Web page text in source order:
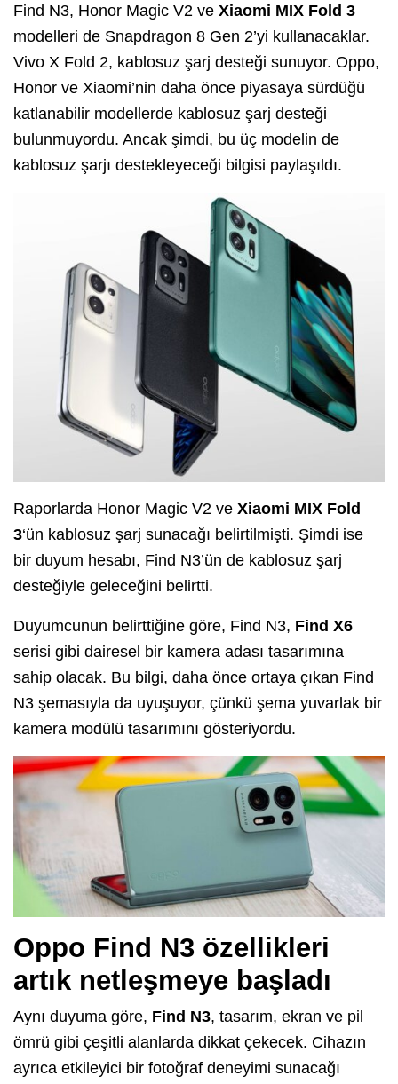
Find N3, Honor Magic V2 ve Xiaomi MIX Fold 3
modelleri de Snapdragon 8 Gen 2’yi kullanacaklar.
Vivo X Fold 2, kablosuz şarj desteği sunuyor. Oppo,
Honor ve Xiaomi’nin daha önce piyasaya sürdüğü
katlanabilir modellerde kablosuz şarj desteği
bulunmuyordu. Ancak şimdi, bu üç modelin de
kablosuz şarjı destekleyeceği bilgisi paylaşıldı.
Raporlarda Honor Magic V2 ve Xiaomi MIX Fold
3‘ün kablosuz şarj sunacağı belirtilmişti. Şimdi ise
bir duyum hesabı, Find N3’ün de kablosuz şarj
desteğiyle geleceğini belirtti.
Duyumcunun belirttiğine göre, Find N3, Find X6
serisi gibi dairesel bir kamera adası tasarımına
sahip olacak. Bu bilgi, daha önce ortaya çıkan Find
N3 şemasıyla da uyuşuyor, çünkü şema yuvarlak bir
kamera modülü tasarımını gösteriyordu.
Oppo Find N3 özellikleri
artık netleşmeye başladı
Aynı duyuma göre, Find N3, tasarım, ekran ve pil
ömrü gibi çeşitli alanlarda dikkat çekecek. Cihazın
ayrıca etkileyici bir fotoğraf deneyimi sunacağı